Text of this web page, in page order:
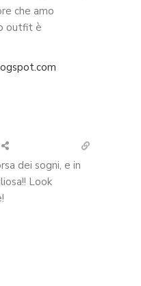
che amo
outfit è
dei sogni, e in
Look